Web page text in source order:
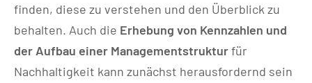
finden, diese zu verstehen und den Überblick zu
behalten. Auch die Erhebung von Kennzahlen und
der Aufbau einer Managementstrukturfür
Nachhaltigkeit kann zunächst herausfordernd sein